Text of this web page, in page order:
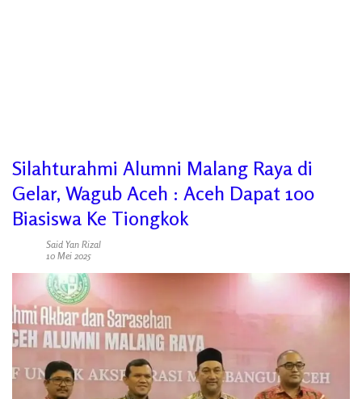
Silahturahmi Alumni Malang Raya di
Gelar, Wagub Aceh : Aceh Dapat 100
Biasiswa Ke Tiongkok
Said Yan Rizal
10 Mei 2025